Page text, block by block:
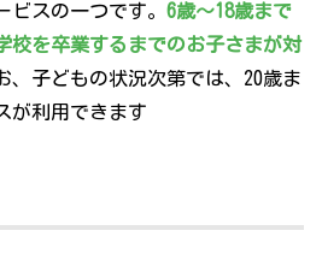
ビスの一つです。 6歳～18歳まで
校を卒業するまでのお子さまが対
、子どもの状況次第では、20歳ま
が利用できます